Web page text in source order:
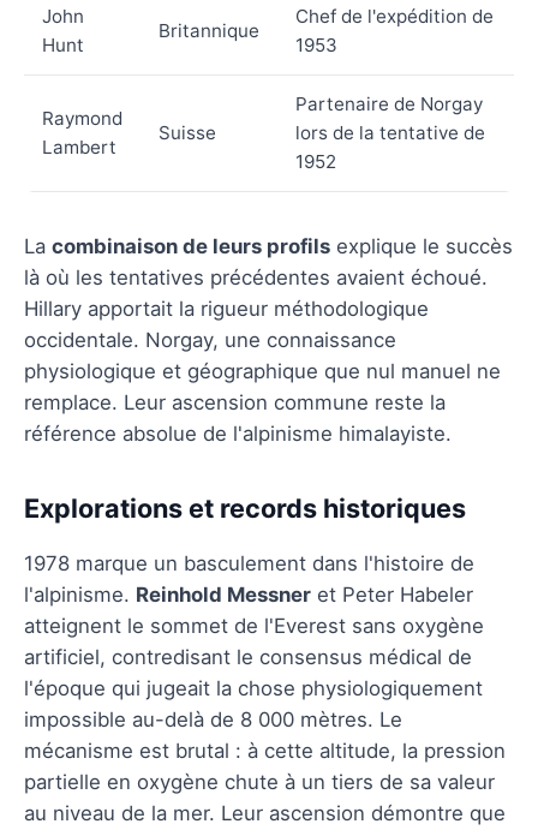
John
Hunt
Britannique
Chef de l'expédition de
1953
Raymond
Lambert
Suisse
Partenaire de Norgay
lors de la tentative de
1952
La combinaison de leurs profils explique le succès
là où les tentatives précédentes avaient échoué.
Hillary apportait la rigueur méthodologique
occidentale. Norgay, une connaissance
physiologique et géographique que nul manuel ne
remplace. Leur ascension commune reste la
référence absolue de l'alpinisme himalayiste.
Explorations et records historiques
1978 marque un basculement dans l'histoire de
l'alpinisme. Reinhold Messner et Peter Habeler
atteignent le sommet de l'Everest sans oxygène
artificiel, contredisant le consensus médical de
l'époque qui jugeait la chose physiologiquement
impossible au-delà de 8 000 mètres. Le
mécanisme est brutal : à cette altitude, la pression
partielle en oxygène chute à un tiers de sa valeur
au niveau de la mer. Leur ascension démontre que